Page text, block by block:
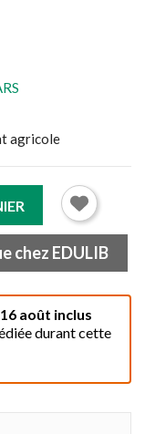
agricole
chez EDULIB
août inclus
durant cette